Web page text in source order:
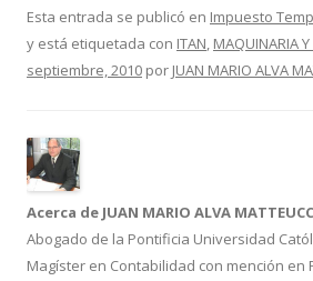
e
b
o
k
itt
er
m
p
Esta entrada se publicó en Impuesto
y está etiquetada con ITAN, MAQUINARIA
septiembre, 2010 por JUAN MARIO ALVA
Acerca de JUAN MARIO ALVA
Abogado de la Pontificia Universidad
Magíster en Contabilidad con mención en